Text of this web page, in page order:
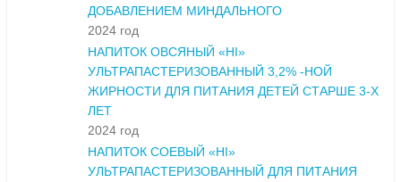
ДОБАВЛЕНИЕМ МИНДАЛЬНОГО
2024 год
НАПИТОК ОВСЯНЫЙ «HI»
УЛЬТРАПАСТЕРИЗОВАННЫЙ 3,2% -НОЙ
ЖИРНОСТИ ДЛЯ ПИТАНИЯ ДЕТЕЙ СТАРШЕ 3-Х
ЛЕТ
2024 год
НАПИТОК СОЕВЫЙ «HI»
УЛЬТРАПАСТЕРИЗОВАННЫЙ ДЛЯ ПИТАНИЯ